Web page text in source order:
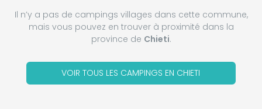
Il n’y a pas de campings villages dans cette commune,
mais vous pouvez en trouver à proximité dans la
province de Chieti.
VOIR TOUS LES CAMPINGS EN CHIETI